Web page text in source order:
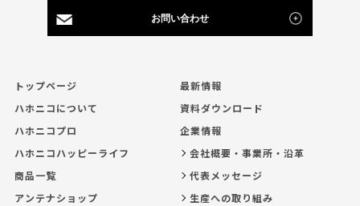
お問い合わせ
トップページ
ハホニコについて
ハホニコプロ
ハホニコハッピーライフ
商品一覧
アンテナショップ
最新情報
資料ダウンロード
企業情報
会社概要・事業所・沿革
代表メッセージ
生産への取り組み